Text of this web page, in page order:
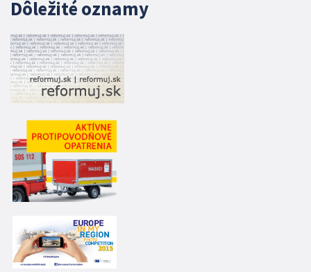
Dôležité oznamy